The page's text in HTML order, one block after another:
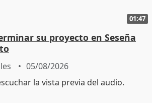
01:47
su proyecto en Seseña
05/08/2026